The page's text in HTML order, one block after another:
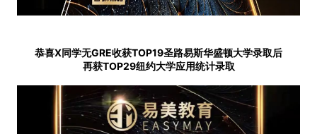
恭喜X同学无GRE收获TOP19圣路易斯华盛顿大学录取后
再获TOP29纽约大学应用统计录取